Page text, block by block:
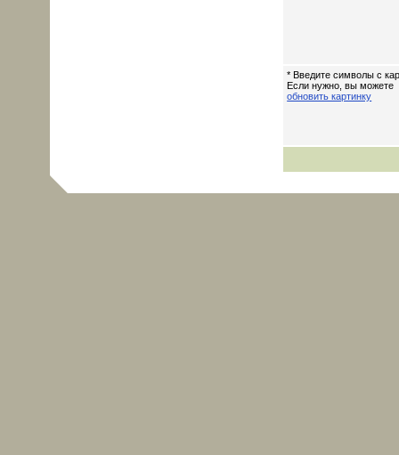
* Введите символы с
Если нужно, вы можете
обновить картинку